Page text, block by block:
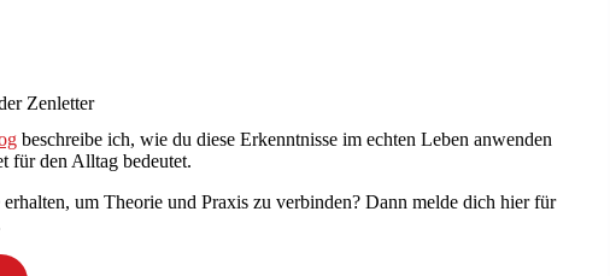
Zenletter
beschreibe ich, wie du diese Erkenntnisse im echten Leben anwenden
für den Alltag bedeutet.
um Theorie und Praxis zu verbinden? Dann melde dich hier für